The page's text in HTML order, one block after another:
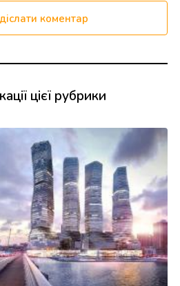
коментар
цієї рубрики